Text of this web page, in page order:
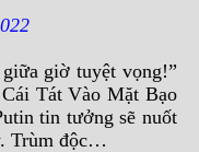
Tát Vào Mặt Bạo
tin tưởng sẽ nuốt
Trùm độc…